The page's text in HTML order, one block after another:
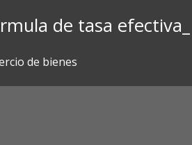
de tasa efectiva_
de bienes